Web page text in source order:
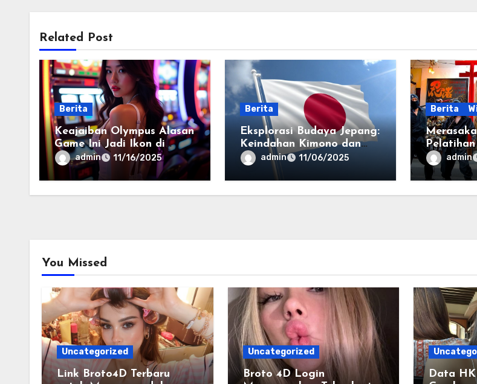
Related Post
Berita
Keajaiban Olympus Alasan
Game Ini Jadi Ikon di
Dunia Modern
admin 11/16/2025
Berita
Eksplorasi Budaya Jepang:
Keindahan Kimono dan
Yukata
admin 11/06/2025
Berita
Pelatihan
Ninja:
yang
admin
You Missed
Uncategorized
Link Broto4D Terbaru
Uncategorized
Broto 4D Login
Data